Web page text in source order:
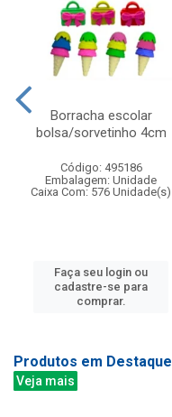
Borracha escolar
bolsa/sorvetinho 4cm
Código: 495186
Embalagem: Unidade
Caixa Com: 576 Unidade(s)
Faça seu login ou
cadastre-se para
comprar.
Produtos em Destaque
Veja mais